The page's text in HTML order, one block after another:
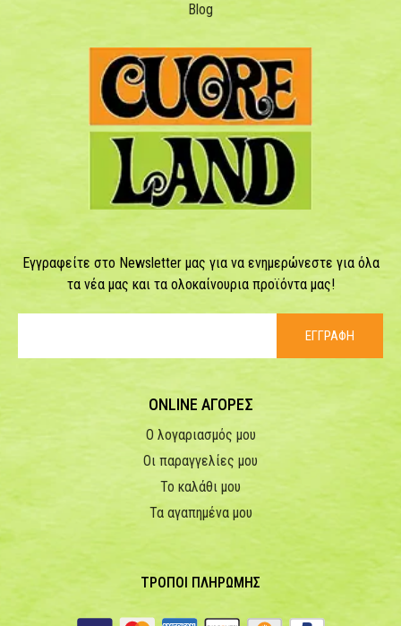
Blog
Εγγραφείτε στο Newsletter μας για να ενημερώνεστε για όλα
τα νέα μας και τα ολοκαίνουρια προϊόντα μας!
ΕΓΓΡΑΦΗ
ONLINE ΑΓΟΡΕΣ
Ο λογαριασμός μου
Οι παραγγελίες μου
Το καλάθι μου
Τα αγαπημένα μου
ΤΡΟΠΟΙ ΠΛΗΡΩΜΗΣ